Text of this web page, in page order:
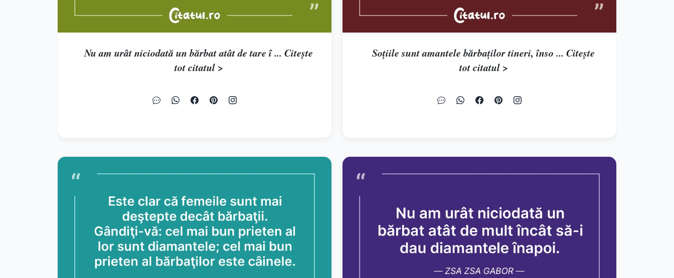
Nu am urât niciodată un bărbat atât de tare î ... Citește
tot citatul >
Soţiile sunt amantele bărbaţilor tineri, înso ... Citește
tot citatul >